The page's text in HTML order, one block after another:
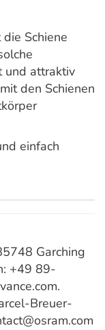
Schiene
und attraktiv
den Schienen
einfach
Garching
+49 89-
Breuer-